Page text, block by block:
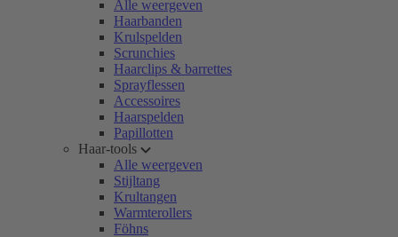
Alle weergeven
Haarbanden
Krulspelden
Scrunchies
Haarclips & barrettes
Sprayflessen
Accessoires
Haarspelden
Papillotten
Haar-tools
Alle weergeven
Stijltang
Krultangen
Warmterollers
Föhns